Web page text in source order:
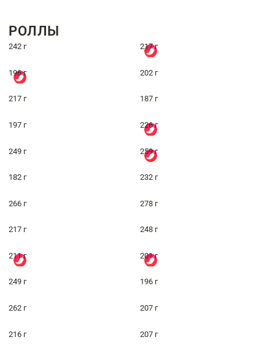
РОЛЛЫ
242 г 217 г
196 г 202 г
217 г 187 г
197 г 226 г
249 г 259 г
182 г 232 г
266 г 278 г
217 г 248 г
211 г 201 г
249 г 196 г
262 г 207 г
216 г 207 г